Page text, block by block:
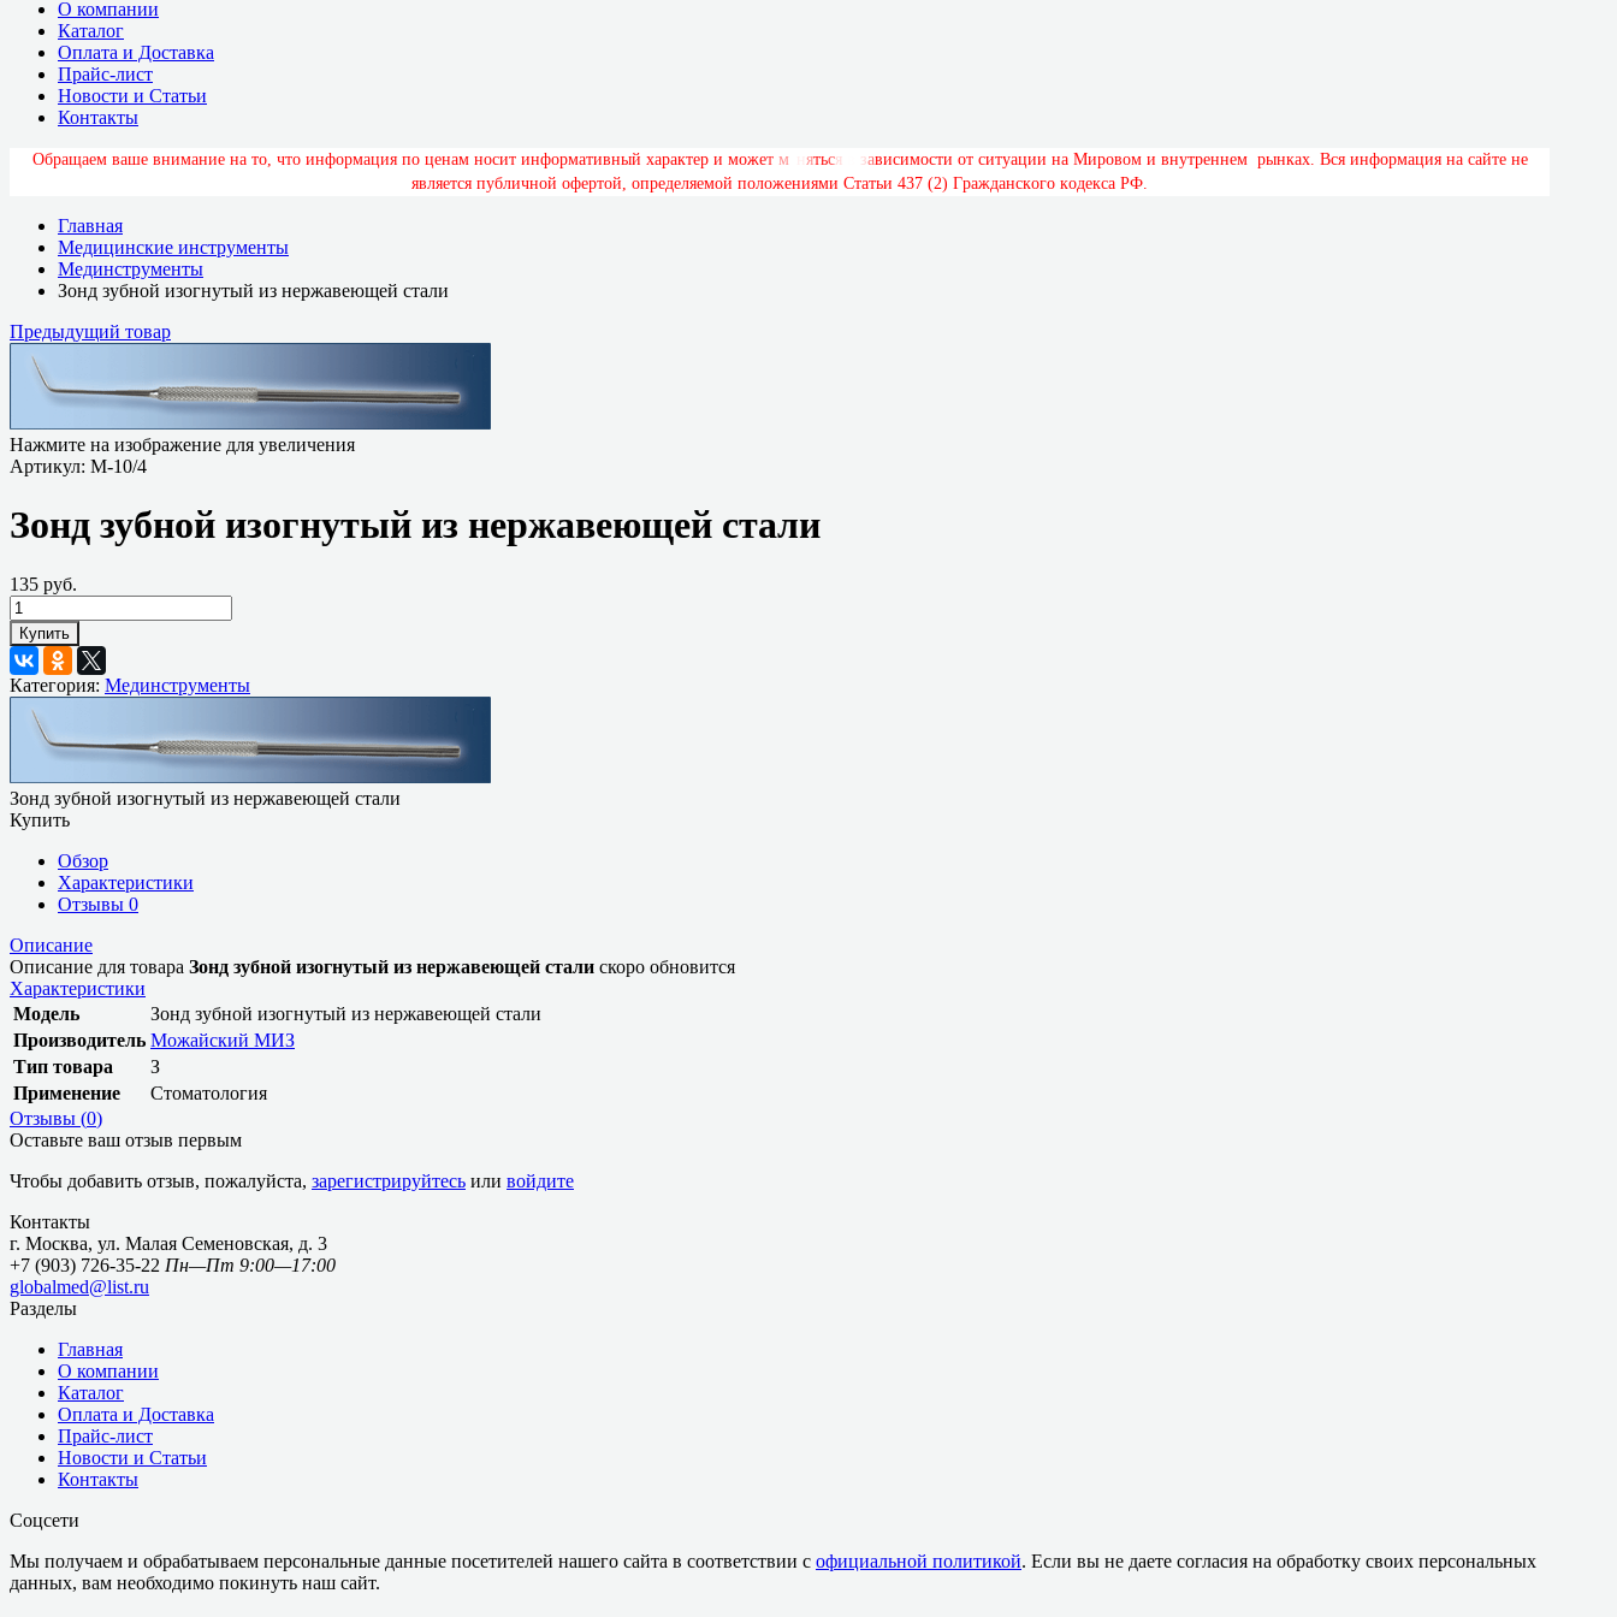
О компании
Каталог
Оплата и Доставка
Прайс-лист
Новости и Статьи
Контакты
Обращаем ваше внимание на то, что информация по ценам носит информативный характер и может м яться зависимости от ситуации на Мировом и внутреннем рынках. Вся информация на сайте не
является публичной офертой, определяемой положениями Статьи 437 (2) Гражданского кодекса РФ.
Главная
Медицинские инструменты
Мединструменты
Зонд зубной изогнутый из нержавеющей стали
Предыдущий товар
Нажмите на изображение для увеличения
Артикул: М-10/4
Зонд зубной изогнутый из нержавеющей стали
135 руб.
Купить
Категория: Мединструменты
Зонд зубной изогнутый из нержавеющей стали
Купить
Обзор
Характеристики
Отзывы 0
Описание
Описание для товара Зонд зубной изогнутый из нержавеющей стали скоро обновится
Характеристики
Модель
Зонд зубной изогнутый из нержавеющей стали
Производитель Можайский МИЗ
Тип товара
З
Применение
Стоматология
Отзывы (0)
Оставьте ваш отзыв первым
Чтобы добавить отзыв, пожалуйста, зарегистрируйтесь или войдите
Контакты
г. Москва, ул. Малая Семеновская, д. 3
+7 (903) 726-35-22 Пн—Пт 9:00—17:00
globalmed@list.ru
Разделы
Главная
О компании
Каталог
Оплата и Доставка
Прайс-лист
Новости и Статьи
Контакты
Соцсети
Мы получаем и обрабатываем персональные данные посетителей нашего сайта в соответствии с официальной политикой. Если вы не даете согласия на обработку своих персональных
данных, вам необходимо покинуть наш сайт.